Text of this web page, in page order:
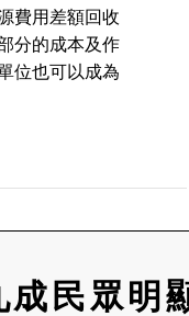
費用差額回收
分的成本及作
位也可以成為
成民眾明